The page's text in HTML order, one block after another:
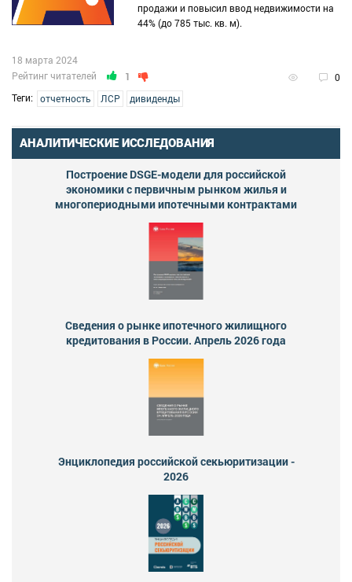
продажи и повысил ввод недвижимости на
44% (до 785 тыс. кв. м).
Рейтинг читателей 1 0
18 марта 2024
Теги: отчетность ЛСР дивиденды
АНАЛИТИЧЕСКИЕ ИССЛЕДОВАНИЯ
Построение DSGE-модели для российской
экономики с первичным рынком жилья и
многопериодными ипотечными контрактами
Сведения о рынке ипотечного жилищного
кредитования в России. Апрель 2026 года
Энциклопедия российской секьюритизации -
2026